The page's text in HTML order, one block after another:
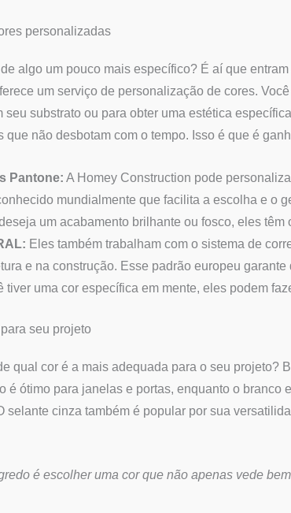
personalizadas
algo um pouco mais específico? É aí que
um serviço de personalização de cores.
seu substrato ou para obter uma estética
que não desbotam com o tempo. Isso é que é
Pantone: A Homey Construction pode
mundialmente que facilita a escolha e o
um acabamento brilhante ou fosco, eles têm
Eles também trabalham com o sistema de
e na construção. Esse padrão europeu
tiver uma cor específica em mente, eles podem
seu projeto
qual cor é a mais adequada para o seu projeto?
é ótimo para janelas e portas, enquanto o branco
selante cinza também é popular por sua
é escolher uma cor que não apenas vede